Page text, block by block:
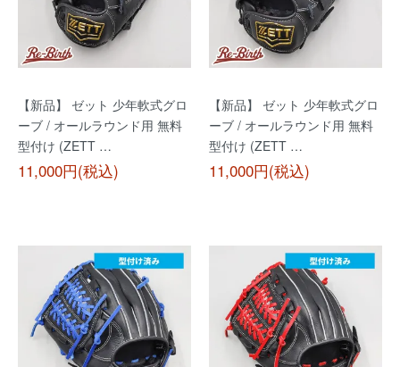
【新品】 ゼット 少年軟式グロ
ーブ / オールラウンド用 無料
型付け (ZETT …
11,000円(税込)
【新品】 ゼット 少年軟式グロ
ーブ / オールラウンド用 無料
型付け (ZETT …
11,000円(税込)